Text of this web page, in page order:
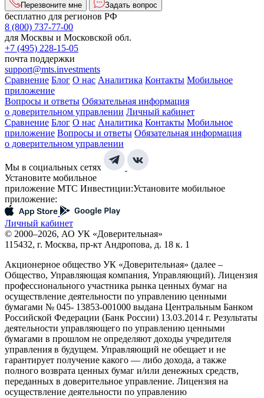
Перезвоните мне Задать вопрос
бесплатно для регионов РФ
8 (800) 737-77-00
для Москвы и Московской обл.
+7 (495) 228-15-05
почта поддержки
support@mts.investments
Сравнение Блог О нас Аналитика Контакты Мобильное
приложение
Вопросы и ответы Обязательная информация
о доверительном управлении Личный кабинет
Сравнение Блог О нас Аналитика Контакты Мобильное
приложение Вопросы и ответы Обязательная информация
о доверительном управлении
Мы в социальных сетях
Установите мобильное
приложение МТС Инвестиции:Установите мобильное
приложение:
Личный кабинет
© 2000–2026, АО УК «Доверительная»
115432, г. Москва, пр-кт Андропова, д. 18 к. 1
Акционерное общество УК «Доверительная» (далее –
Общество, Управляющая компания, Управляющий). Лицензия
профессионального участника рынка ценных бумаг на
осуществление деятельности по управлению ценными
бумагами № 045- 13853-001000 выдана Центральным Банком
Российской Федерации (Банк России) 13.03.2014 г. Результаты
деятельности управляющего по управлению ценными
бумагами в прошлом не определяют доходы учредителя
управления в будущем. Управляющий не обещает и не
гарантирует получение какого — либо дохода, а также
полного возврата ценных бумаг и/или денежных средств,
переданных в доверительное управление. Лицензия на
осуществление деятельности по управлению